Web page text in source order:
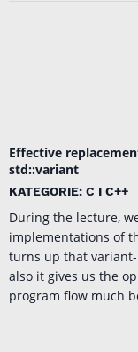
Effective
std::variant
KATEGORIE: C I C++
During the lecture,
implementations of
turns up that
also it gives us the
program flow much